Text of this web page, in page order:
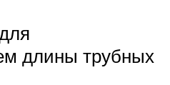
длины трубных